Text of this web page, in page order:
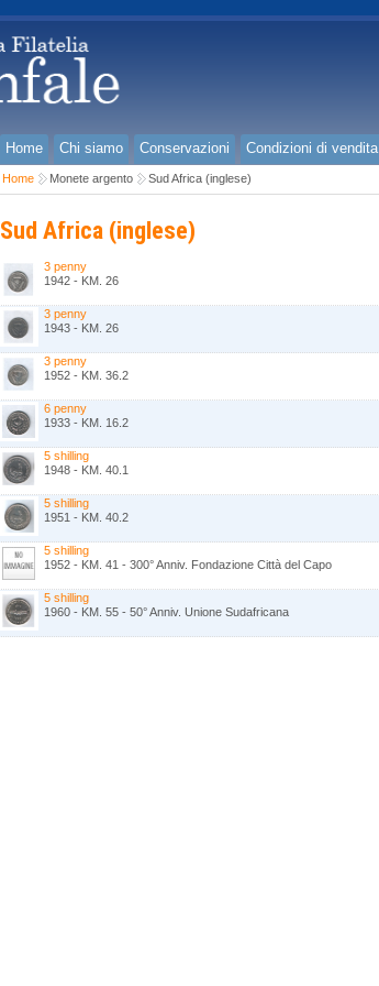
Home Chi siamo Conservazioni Condizioni di vendita
Home Monete argento Sud Africa (inglese)
Sud Africa (inglese)
3 penny
1942 - KM. 26
3 penny
1943 - KM. 26
3 penny
1952 - KM. 36.2
6 penny
1933 - KM. 16.2
5 shilling
1948 - KM. 40.1
5 shilling
1951 - KM. 40.2
5 shilling
1952 - KM. 41 - 300° Anniv. Fondazione Città del Capo
5 shilling
1960 - KM. 55 - 50° Anniv. Unione Sudafricana